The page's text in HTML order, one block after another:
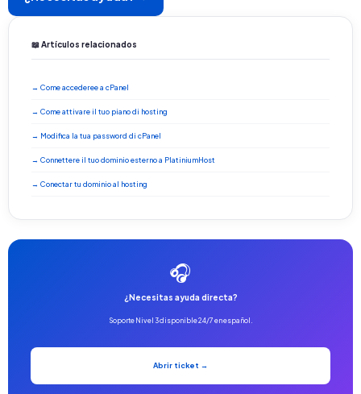
📖 Artículos relacionados
→ Come accederee a cPanel
→ Come attivare il tuo piano di hosting
→ Modifica la tua password di cPanel
→ Connettere il tuo dominio esterno a PlatiniumHost
→ Conectar tu dominio al hosting
🎧
¿Necesitas ayuda directa?
Soporte Nivel 3 disponible 24/7 en español.
Abrir ticket →